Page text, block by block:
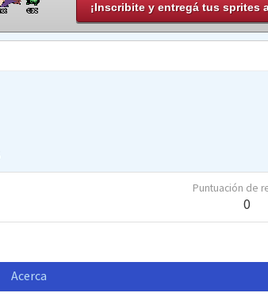
¡Inscribite y entregá tus sprites
Puntuación de
0
Acerca